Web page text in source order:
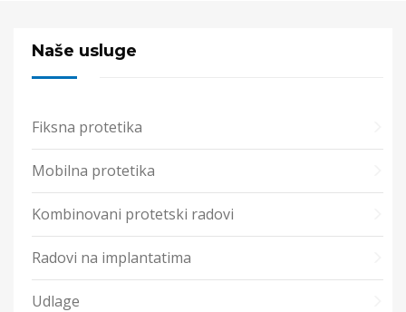
Naše usluge
Fiksna protetika
Mobilna protetika
Kombinovani protetski radovi
Radovi na implantatima
Udlage